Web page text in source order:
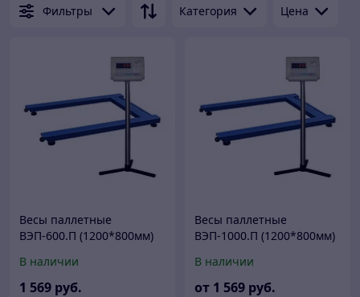
Фильтры Категория Цена
Весы паллетные
ВЭП-600.П (1200*800мм)
В наличии
1 569 руб.
Весы паллетные
ВЭП-1000.П (1200*800мм)
В наличии
от 1 569 руб.